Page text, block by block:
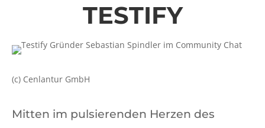
TESTIFY
(c) Cenlantur GmbH
Mitten im pulsierenden Herzen des